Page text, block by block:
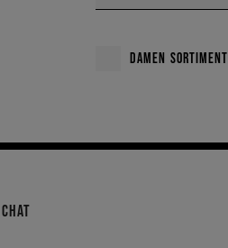
DAMEN SORTIMENT
CHAT